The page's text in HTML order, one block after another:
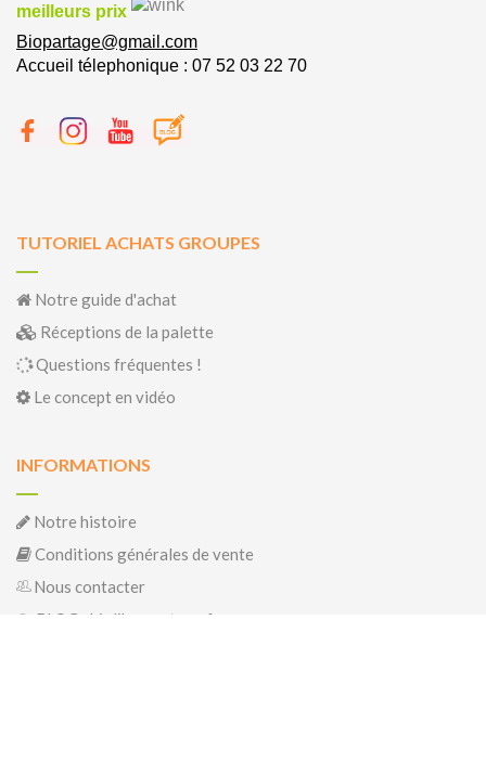
meilleurs prix
Biopartage@gmail.com
Accueil télephonique : 07 52 03 22 70
TUTORIEL ACHATS GROUPES
Notre guide d'achat
Réceptions de la palette
Questions fréquentes !
Le concept en vidéo
INFORMATIONS
Notre histoire
Conditions générales de vente
Nous contacter
BLOG : biolibrepartage.fr